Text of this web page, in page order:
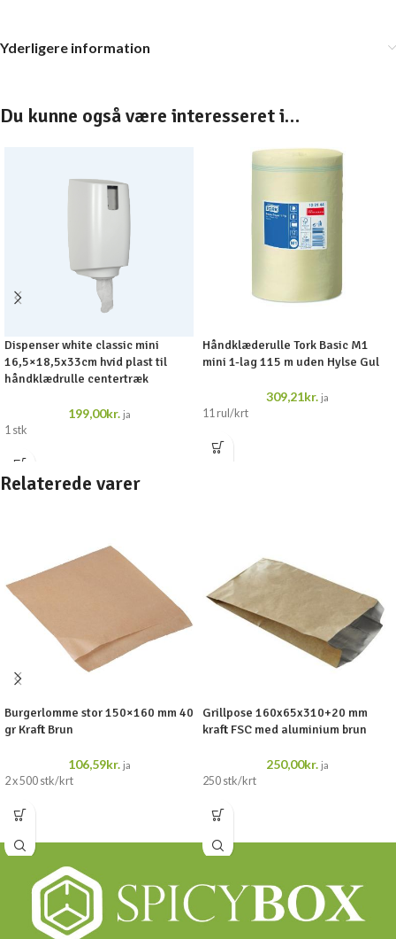
Yderligere information
Du kunne også være interesseret i…
Dispenser white classic mini
16,5×18,5x33cm hvid plast til
håndklædrulle centertræk
199,00kr. ja
1 stk
Håndklæderulle Tork Basic M1
mini 1-lag 115 m uden Hylse Gul
309,21kr. ja
11 rul/krt
Relaterede varer
Burgerlomme stor 150×160 mm 40
gr Kraft Brun
106,59kr. ja
2 x 500 stk/krt
Grillpose 160x65x310+20 mm
kraft FSC med aluminium brun
250,00kr. ja
250 stk/krt